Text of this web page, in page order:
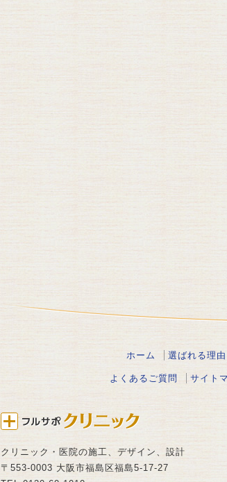
ホーム 選ばれる理由
よくあるご質問 サイト
クリニック・医院の施工、デザイン、設計
〒553-0003 大阪市福島区福島5-17-27